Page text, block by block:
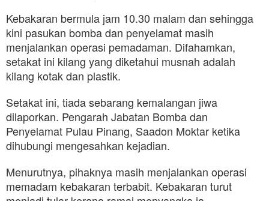
Kebakaran bermula jam 10.30 malam dan sehingga
kini pasukan bomba dan penyelamat masih
menjalankan operasi pemadaman. Difahamkan,
setakat ini kilang yang diketahui musnah adalah
kilang kotak dan plastik.
Setakat ini, tiada sebarang kemalangan jiwa
dilaporkan. Pengarah Jabatan Bomba dan
Penyelamat Pulau Pinang, Saadon Moktar ketika
dihubungi mengesahkan kejadian.
Menurutnya, pihaknya masih menjalankan operasi
memadam kebakaran terbabit. Kebakaran turut